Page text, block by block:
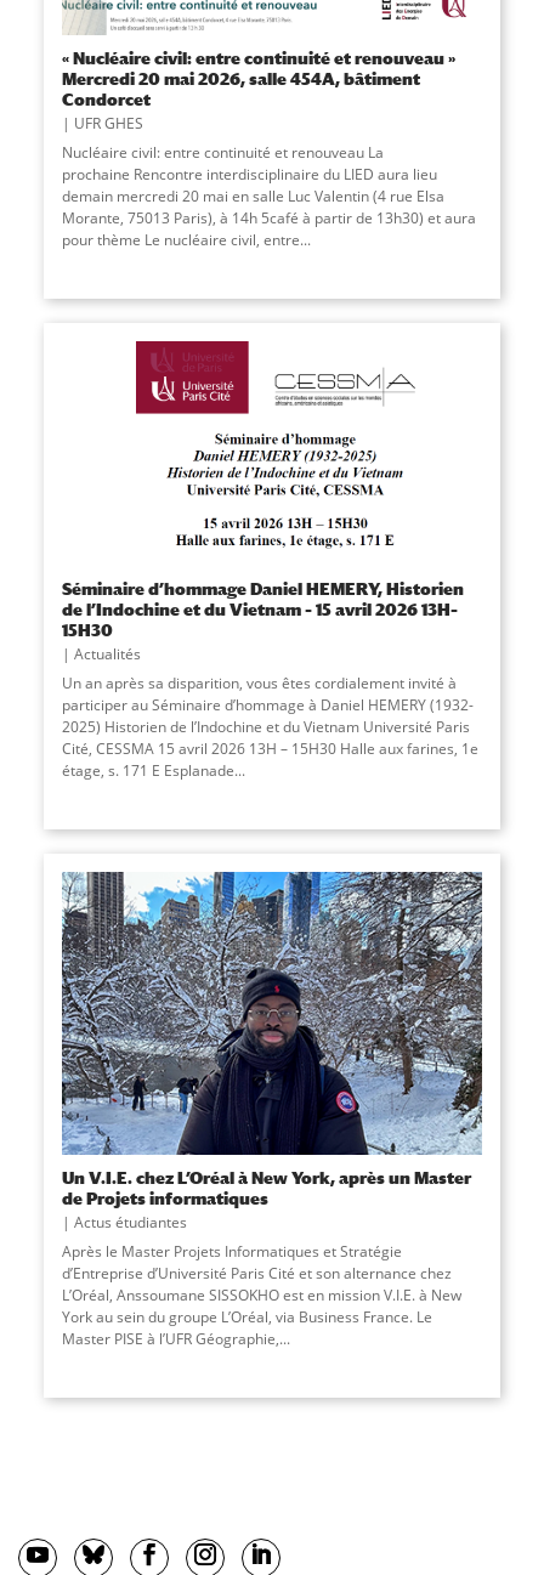
« Nucléaire civil: entre continuité et renouveau »
Mercredi 20 mai 2026, salle 454A, bâtiment
Condorcet
UFR GHES
Nucléaire civil: entre continuité et renouveau La
prochaine Rencontre interdisciplinaire du LIED aura lieu
demain mercredi 20 mai en salle Luc Valentin (4 rue Elsa
Morante, 75013 Paris), à 14h 5café à partir de 13h30) et aura
pour thème Le nucléaire civil, entre...
Séminaire d’hommage Daniel HEMERY, Historien
de l’Indochine et du Vietnam – 15 avril 2026 13H–
15H30
Actualités
Un an après sa disparition, vous êtes cordialement invité à
participer au Séminaire d’hommage à Daniel HEMERY (1932-
2025) Historien de l’Indochine et du Vietnam Université Paris
Cité, CESSMA 15 avril 2026 13H – 15H30 Halle aux farines, 1e
étage, s. 171 E Esplanade...
Un V.I.E. chez L’Oréal à New York, après un Master
de Projets informatiques
Actus étudiantes
Après le Master Projets Informatiques et Stratégie
d’Entreprise d’Université Paris Cité et son alternance chez
L’Oréal, Anssoumane SISSOKHO est en mission V.I.E. à New
York au sein du groupe L’Oréal, via Business France. Le
Master PISE à l’UFR Géographie,...